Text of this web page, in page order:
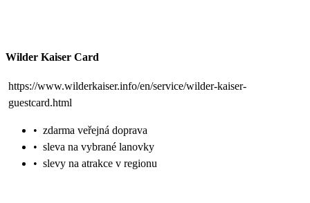
Wilder Kaiser Card
https://www.wilderkaiser.info/en/service/wilder-kaiser-
guestcard.html
• zdarma veřejná doprava
• sleva na vybrané lanovky
• slevy na atrakce v regionu